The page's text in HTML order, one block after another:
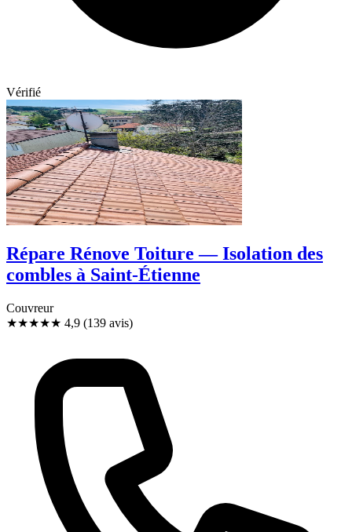
Vérifié
Répare Rénove Toiture — Isolation des
combles à Saint-Étienne
Couvreur
★★★★★ 4,9 (139 avis)